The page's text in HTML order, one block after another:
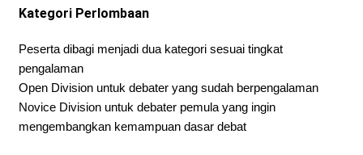
Kategori Perlombaan
Peserta dibagi menjadi dua kategori sesuai tingkat
pengalaman
Open Division untuk debater yang sudah berpengalaman
Novice Division untuk debater pemula yang ingin
mengembangkan kemampuan dasar debat